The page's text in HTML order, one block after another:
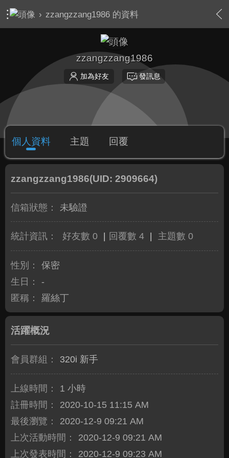
› zzangzzang1986 的資料
zzangzzang1986
加為好友 發訊息
個人資料 主題 回覆
zzangzzang1986(UID: 2909664)
信箱狀態： 未驗證
統計資訊： 好友數 0 回覆數 4 主題數 0
性別：
保密
生日：
-
匿稱：
羅絲丁
活躍概況
會員群組： 320i 新手
上線時間：
1 小時
註冊時間：
2020-10-15 11:15 AM
最後瀏覽：
2020-12-9 09:21 AM
上次活動時間：
2020-12-9 09:21 AM
上次發表時間：
2020-12-9 09:23 AM